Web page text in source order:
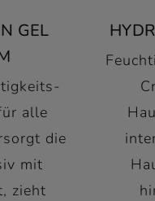
GEL
alle
die
mit
zieht